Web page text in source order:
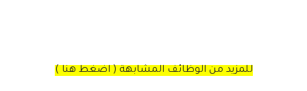
للمزيد من الوظائف المشابهة ( اضغط هنا )